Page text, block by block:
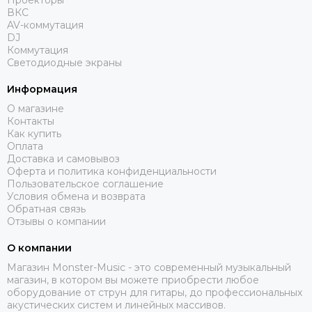
dB Technologies
DBX
DIALighting
DieHard
DiGiCo
DJ POWER
Dynacord
ECO
Eighteen Sound
Evolution
ELECTRO-VOICE
Exell
FBW
FOCUSRITE
Fonestar
FINE ART
ВКС
AV-коммутация
DJ
Коммутация
Светодиодные экраны
Информация
О магазине
Контакты
Как купить
Оплата
Доставка и самовывоз
Оферта и политика конфиденциальности
Пользовательское соглашение
Условия обмена и возврата
Обратная связь
Отзывы о компании
О компании
Магазин Monster-Music - это современный музыкальный
магазин, в котором вы можете приобрести любое
оборудование от струн для гитары, до профессиональных
акустических систем и линейных массивов.